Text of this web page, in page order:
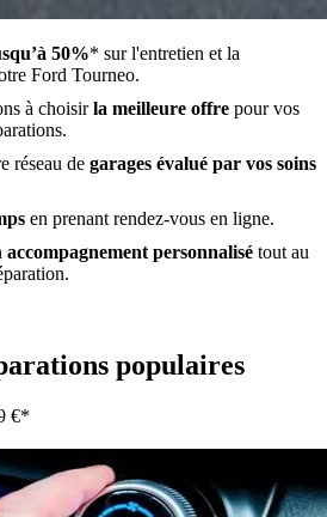
50%* sur l'entretien et la
Ford Tourneo.
à choisirla meilleure offre pour vos
réseau de garages évalué par vos soins
en prenant rendez-vous en ligne.
accompagnement personnalisé tout au
populaires
€*